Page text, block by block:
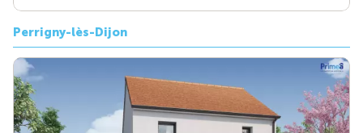
Perrigny-lès-Dijon